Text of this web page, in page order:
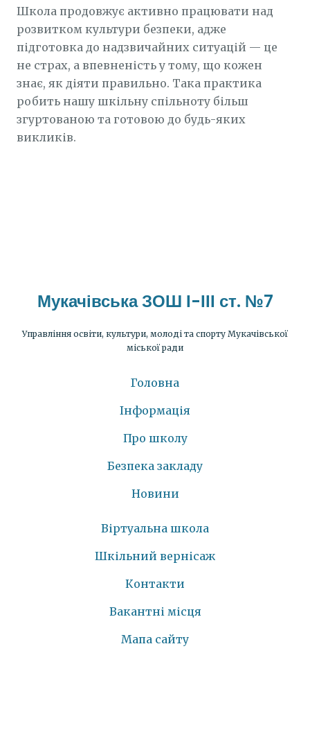
Школа продовжує активно працювати над
розвитком культури безпеки, адже
підготовка до надзвичайних ситуацій — це
не страх, а впевненість у тому, що кожен
знає, як діяти правильно. Така практика
робить нашу шкільну спільноту більш
згуртованою та готовою до будь-яких
викликів.
Мукачівська ЗОШ І-ІІІ ст. №7
Управління освіти, культури, молоді та спорту Мукачівської
міської ради
Головна
Інформація
Про школу
Безпека закладу
Новини
Віртуальна школа
Шкільний вернісаж
Контакти
Вакантні місця
Мапа сайту